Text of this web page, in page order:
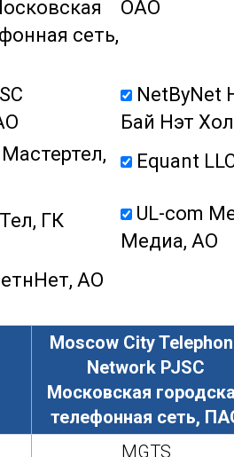
сеть,
ОАО
NetByNet
Бай Нэт
Equant
ГК
UL-com
Медиа, АО
АО
Moscow City
Network PJSC
Московская
телефонная сеть,
MGTS